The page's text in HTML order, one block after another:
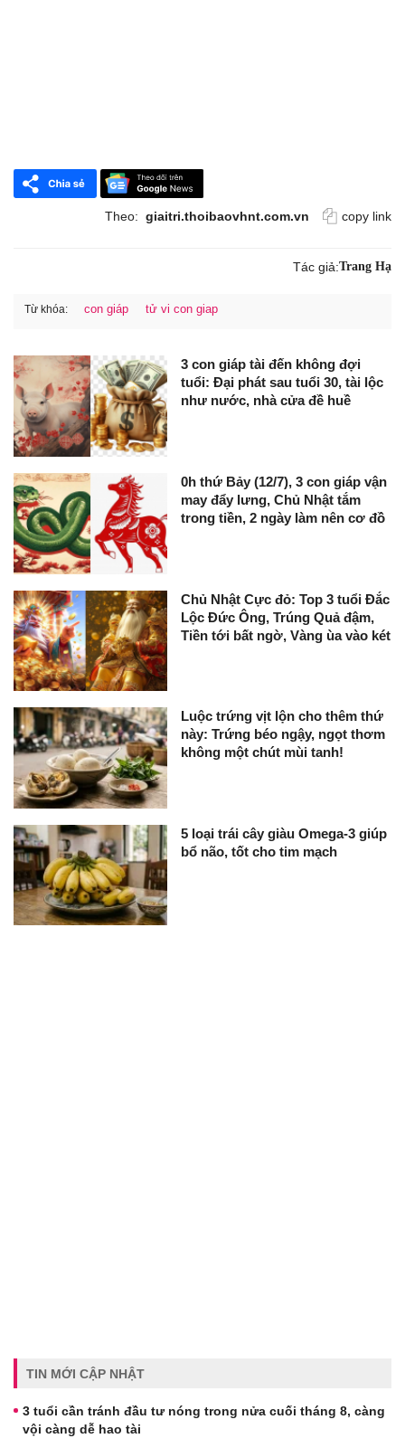
Theo: giaitri.thoibaovhnt.com.vn copy link
Tác giả:Trang Hạ
Từ khóa: con giáp tử vi con giap
3 con giáp tài đến không đợi
tuổi: Đại phát sau tuổi 30, tài lộc
như nước, nhà cửa đề huề
0h thứ Bảy (12/7), 3 con giáp vận
may đẩy lưng, Chủ Nhật tắm
trong tiền, 2 ngày làm nên cơ đồ
Chủ Nhật Cực đỏ: Top 3 tuổi Đắc
Lộc Đức Ông, Trúng Quả đậm,
Tiền tới bất ngờ, Vàng ùa vào két
Luộc trứng vịt lộn cho thêm thứ
này: Trứng béo ngậy, ngọt thơm
không một chút mùi tanh!
5 loại trái cây giàu Omega-3 giúp
bổ não, tốt cho tim mạch
TIN MỚI CẬP NHẬT
3 tuổi cần tránh đầu tư nóng trong nửa cuối tháng 8, càng
vội càng dễ hao tài